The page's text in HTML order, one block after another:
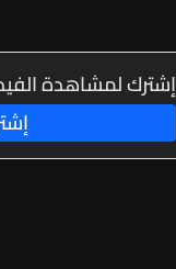
إشترك لمشاهدة